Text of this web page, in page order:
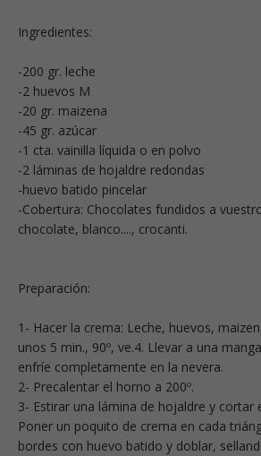
Ingredientes:
-200 gr. leche
-2 huevos M
-20 gr. maizena
-45 gr. azúcar
-1 cta. vainilla líquida o en polvo
-2 láminas de hojaldre redondas
-huevo batido pincelar
-Cobertura: Chocolates fundidos a
chocolate, blanco...., crocanti.
Preparación:
1- Hacer la crema: Leche, huevos,
unos 5 min., 90º, ve.4. Llevar a una
enfríe completamente en la nevera.
2- Precalentar el horno a 200º.
3- Estirar una lámina de hojaldre y cortar
Poner un poquito de crema en cada
bordes con huevo batido y doblar,